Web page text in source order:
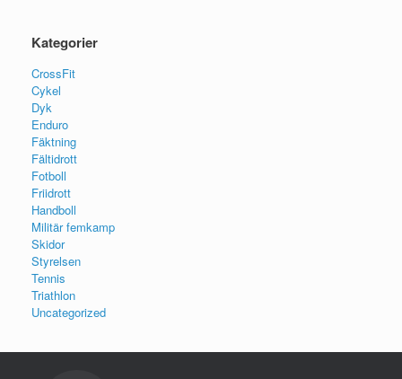
Kategorier
CrossFit
Cykel
Dyk
Enduro
Fäktning
Fältidrott
Fotboll
Friidrott
Handboll
Militär femkamp
Skidor
Styrelsen
Tennis
Triathlon
Uncategorized